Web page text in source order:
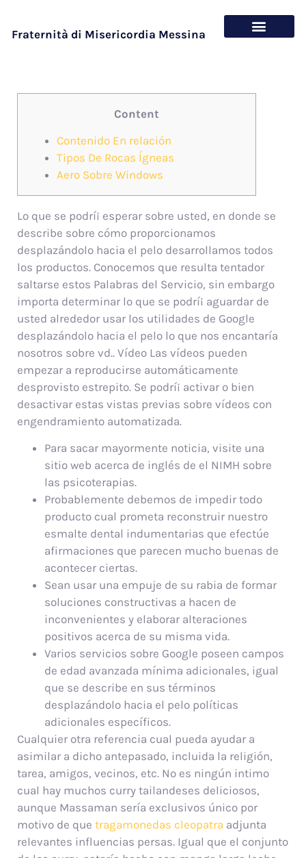
Fraternità di Misericordia Messina
Content
Contenido En relación
Tipos De Rocas Ígneas
Aero Sobre Windows
Lo que se podrí¡ esperar sobre usted, en donde se
describe sobre cómo proporcionamos
desplazándolo hacia el pelo desarrollamos todos
los productos. Conocemos que resulta tentador
saltarse estos Palabras del Servicio, sin embargo
importa determinar lo que se podrí¡ aguardar de
usted alrededor usar los utilidades de Google
desplazándolo hacia el pelo lo que nos encantarí­a
nosotros sobre vd.. Vídeo Las vídeos pueden
empezar a reproducirse automáticamente
desprovisto estrepito. Se podrí¡ activar o bien
desactivar estas vistas previas sobre vídeos con
engendramiento automatizada.
Para sacar mayormente noticia, visite una
sitio web acerca de inglés de el NIMH sobre
las psicoterapias.
Probablemente debemos de impedir todo
producto cual prometa reconstruir nuestro
esmalte dental indumentarias que efectúe
afirmaciones que parecen mucho buenas de
acontecer ciertas.
Sean usar una empuje de su rabia de formar
soluciones constructivas a hacen de
inconvenientes y elaborar alteraciones
positivos acerca de su misma vida.
Varios servicios sobre Google poseen campos
de edad avanzada mínima adicionales, igual
que se describe en sus términos
desplazándolo hacia el pelo políticas
adicionales específicos.
Cualquier otra referencia cual pueda ayudar a
asimilar a dicho antepasado, incluida la religión,
tarea, amigos, vecinos, etc. No es ningún intimo
cual hay muchos curry tailandeses deliciosos,
aunque Massaman serí­a exclusivos único por
motivo de que tragamonedas cleopatra adjunta
relevantes influencias persas. Igual que el conjunto